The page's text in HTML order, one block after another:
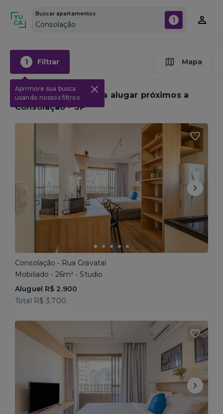
Buscar apartamentos
Consolação 1
1 Filtrar
Aprimore sua busca
usando nossos filtros
Mapa
11Apartamentos para alugar próximos a
Consolação - SP
Consolação • Rua Gravataí
Mobiliado • 26m² • Studio
Aluguel R$ 2.900
Total R$ 3.700